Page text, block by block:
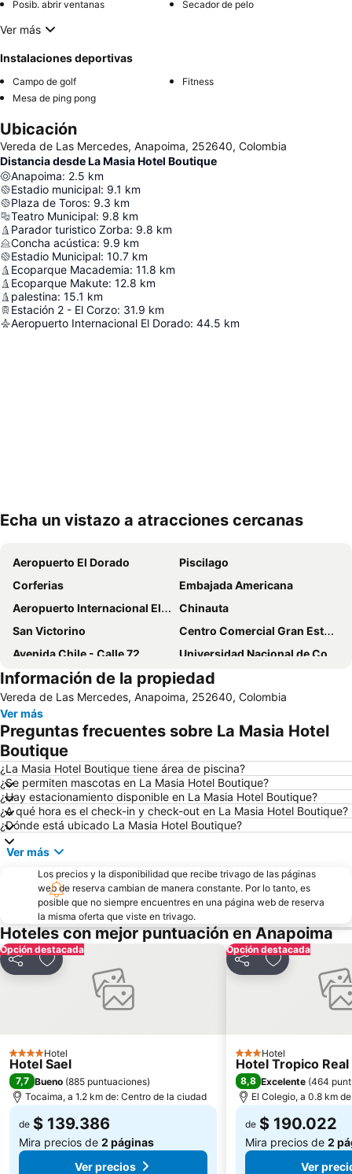
Posib. abrir ventanas Secador de pelo
Ver más
Instalaciones deportivas
Campo de golf
Fitness
Mesa de ping pong
Ubicación
Vereda de Las Mercedes, Anapoima, 252640, Colombia
Distancia desde La Masia Hotel Boutique
Anapoima: 2.5 km
Estadio municipal: 9.1 km
Plaza de Toros: 9.3 km
Teatro Municipal: 9.8 km
Parador turistico Zorba: 9.8 km
Concha acústica: 9.9 km
Estadio Municipal: 10.7 km
Ecoparque Macademia: 11.8 km
Ecoparque Makute: 12.8 km
palestina: 15.1 km
Estación 2 - El Corzo: 31.9 km
Aeropuerto Internacional El Dorado: 44.5 km
Echa un vistazo a atracciones cercanas
Aeropuerto El Dorado
Piscilago
Corferias
Embajada Americana
Aeropuerto Internacional El Dorado
Chinauta
San Victorino
Centro Comercial Gran Estación
Avenida Chile - Calle 72
Universidad Nacional de Colombia
Parque Simón Bolivar
Salitre Mágico
Plaza de las Américas
Terminal de Transporte
Parque RecreoDeportivo El Salitre
Avenida Pepe Sierra
La Sabana de Bogotá
Maloka
Botanical Garden José Celestino Mutis
Feria Internacional del Libro de Bogotá
Bosques de Athan
Museo de el Chico - Mercedes Sierra de Pérez
Santuario de Monserrate
Plaza de Mercado
Isla del Sol
Monumento a San Francisco de Asís
Parque Natural Chicaque
Festividad de Reyes en el barrio de Egipto
Estadio Luis Antonio Duque Peña
Temporada taurina en Bogotá
Aeropuerto Santiago Vila
Información de la propiedad
Vereda de Las Mercedes, Anapoima, 252640, Colombia
Ver más
Preguntas frecuentes sobre La Masia Hotel
Boutique
¿La Masia Hotel Boutique tiene área de piscina?
¿Se permiten mascotas en La Masia Hotel Boutique?
¿Hay estacionamiento disponible en La Masia Hotel Boutique?
¿A qué hora es el check-in y check-out en La Masia Hotel Boutique?
¿Dónde está ubicado La Masia Hotel Boutique?
Ver más
Los precios y la disponibilidad que recibe trivago de las páginas
web de reserva cambian de manera constante. Por lo tanto, es
posible que no siempre encuentres en una página web de reserva
la misma oferta que viste en trivago.
Hoteles con mejor puntuación en Anapoima
Opción destacada
CompartirAgregar a favoritos
4 Estrellas
Hotel
Hotel Sael
7,7 Bueno (885 puntuaciones)
Tocaima, a 1.2 km de: Centro de la ciudad
de $ 139.386
Mira precios de 2 páginas
Ver precios
Opción destacada
CompartirAgregar a
3 Estrellas
Hotel
Hotel Tropico
8,8 Excelente (464
El Colegio, a 0.8 km
de $ 190.022
Mira precios de 2
Ver